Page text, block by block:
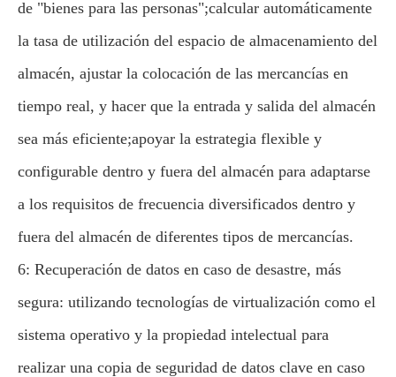
de "bienes para las personas";calcular automáticamente
la tasa de utilización del espacio de almacenamiento del
almacén, ajustar la colocación de las mercancías en
tiempo real, y hacer que la entrada y salida del almacén
sea más eficiente;apoyar la estrategia flexible y
configurable dentro y fuera del almacén para adaptarse
a los requisitos de frecuencia diversificados dentro y
fuera del almacén de diferentes tipos de mercancías.
6: Recuperación de datos en caso de desastre, más
segura: utilizando tecnologías de virtualización como el
sistema operativo y la propiedad intelectual para
realizar una copia de seguridad de datos clave en caso